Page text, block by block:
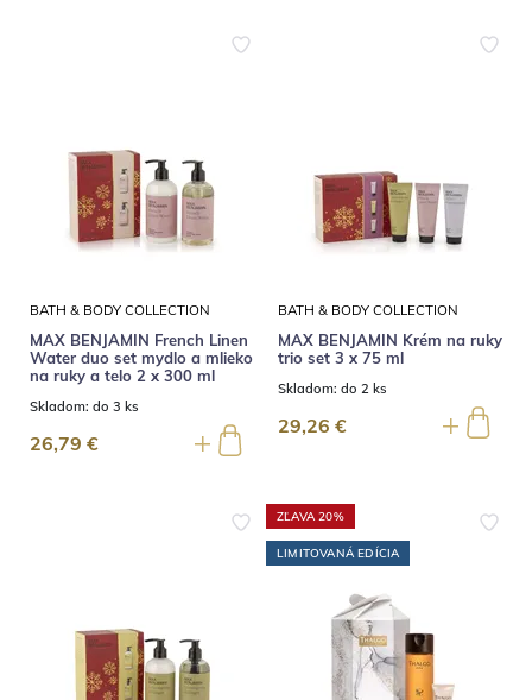
BATH & BODY COLLECTION
MAX BENJAMIN French Linen
Water duo set mydlo a mlieko
na ruky a telo 2 x 300 ml
Skladom: do 3 ks
26,79 €
BATH & BODY COLLECTION
MAX BENJAMIN Krém na ruky
trio set 3 x 75 ml
Skladom: do 2 ks
29,26 €
ZĽAVA 20%
LIMITOVANÁ EDÍCIA